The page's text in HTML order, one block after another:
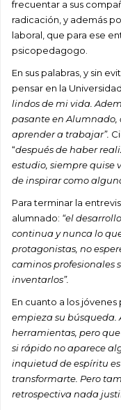
frecuentar a sus
radicación, y además
laboral, que para ese
psicopedagogo.
En sus palabras, y sin
pensar en la
lindos de mi vida.
pasante en
aprender a trabajar”.
“después de haber
estudio, siempre quise
de inspirar como
Para terminar la
alumnado: “el
continua y nunca lo
protagonistas, no
caminos profesionales
inventarlos”.
En cuanto a los
empieza su búsqueda.
herramientas, pero que
si rápido no aparece
inquietud de espíritu
transformarte. Pero
retrospectiva nada